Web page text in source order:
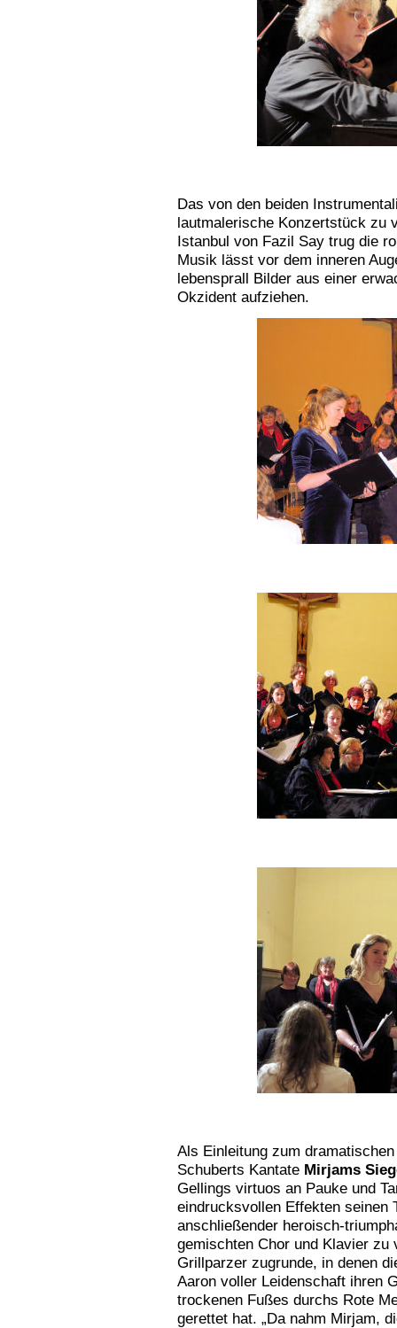
Das von den beiden
lautmalerische Konzertstück zu
Istanbul von Fazil Say trug die
Musik lässt vor dem inneren
lebensprall Bilder aus einer
Okzident aufziehen.
Als Einleitung zum
Schuberts Kantate Mirjams
Gellings virtuos an Pauke und
eindrucksvollen Effekten seinen
anschließender heroisch-
gemischten Chor und Klavier zu
Grillparzer zugrunde, in denen
Aaron voller Leidenschaft ihren
trockenen Fußes durchs Rote
gerettet hat. „Da nahm Mirjam,